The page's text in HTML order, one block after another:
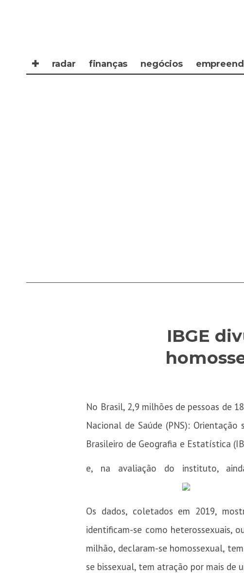
✚ radar finanças negócios
IBGE
No Brasil, 2,9 milhões de pessoas de
Nacional de Saúde (PNS):
Brasileiro de Geografia e Estatística
e, na avaliação do instituto,
Os dados, coletados em 2019,
identificam-se como heterossexuais,
milhão, declaram-se homossexual,
se bissexual, tem atração por mais de